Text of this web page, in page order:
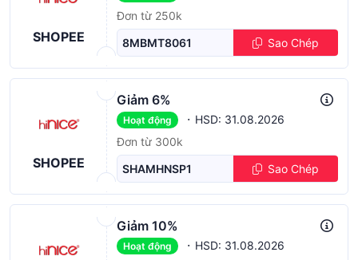
SHOPEE
Đơn từ 250k
8MBMT8061
Sao Chép
SHOPEE
Giảm 6%
Hoạt động · HSD: 31.08.2026
Đơn từ 300k
SHAMHNSP1
Sao Chép
Giảm 10%
Hoạt động · HSD: 31.08.2026